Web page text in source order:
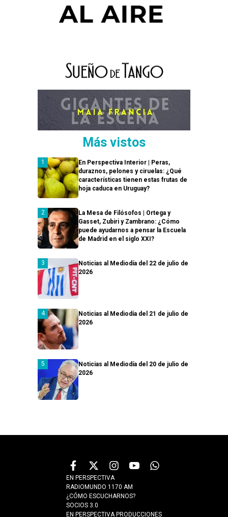
Más vistos
En Perspectiva Interior | Peras,
duraznos, pelones y ciruelas: ¿Qué
características tienen estas frutas de
hoja caduca en Uruguay?
La Mesa de Filósofos | Ortega y
Gasset, Zubiri y Zambrano: ¿Cómo
puede ayudarnos a pensar la Escuela
de Madrid en el siglo XXI?
Noticias al Mediodía del 22 de julio de
2026
Noticias al Mediodía del 21 de julio de
2026
Noticias al Mediodía del 20 de julio de
2026
EN PERSPECTIVA
RADIOMUNDO 1170 AM
¿CÓMO ESCUCHARNOS?
SOCIOS 3.0
EN PERSPECTIVA PRODUCCIONES